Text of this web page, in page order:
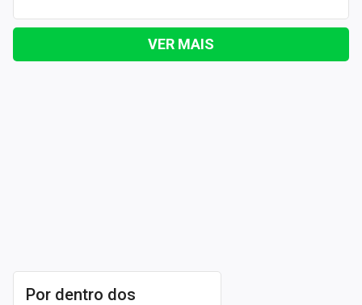
VER MAIS
Por dentro dos